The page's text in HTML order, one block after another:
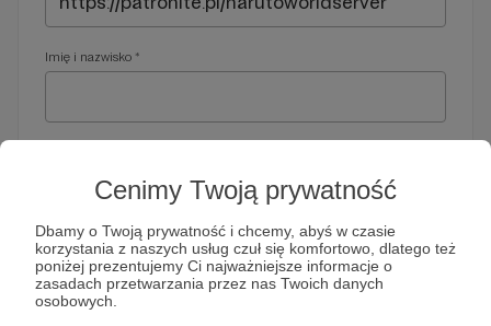
Cenimy Twoją prywatność
Dbamy o Twoją prywatność i chcemy, abyś w czasie
korzystania z naszych usług czuł się komfortowo, dlatego też
poniżej prezentujemy Ci najważniejsze informacje o
zasadach przetwarzania przez nas Twoich danych
osobowych.
Imię i nazwisko *
Telefon *